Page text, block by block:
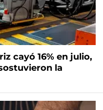
cayó 16% en julio,
la